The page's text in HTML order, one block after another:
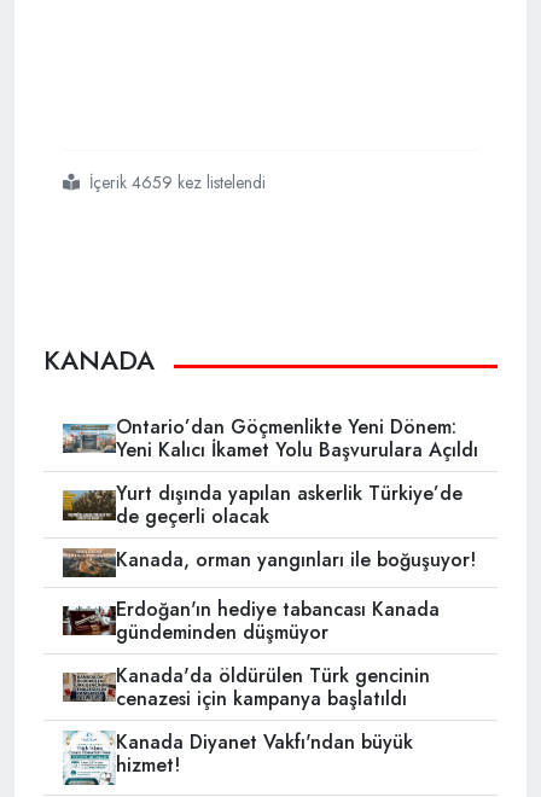
#fort mcmurray yanıyor
#kanadada yangın
İçerik 4659 kez listelendi
KANADA
Ontario’dan Göçmenlikte Yeni Dönem:
Yeni Kalıcı İkamet Yolu Başvurulara Açıldı
Yurt dışında yapılan askerlik Türkiye’de
de geçerli olacak
Kanada, orman yangınları ile boğuşuyor!
Erdoğan'ın hediye tabancası Kanada
gündeminden düşmüyor
Kanada'da öldürülen Türk gencinin
cenazesi için kampanya başlatıldı
Kanada Diyanet Vakfı'ndan büyük
hizmet!